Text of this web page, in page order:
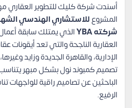
أسندت شركة كليك للتطوير العقاري
المشروعللاستشاري الهندسي
شركتهYBAالذي يمتلك سابقة
العقارية الناجحة والتي تعد أيقونات
الإدارية، والقاهرة الجديدة وزايد
تصميم كمبوند نول بشكل مبهر
الباحثين عن تصاميم راقية للواجهات
الرفيع.